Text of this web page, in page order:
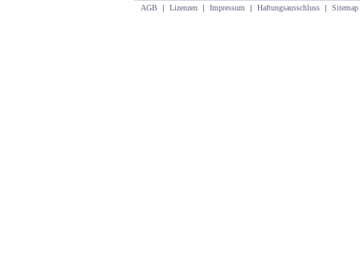
AGB | Lizenzen | Impressum | Haftungsausschluss | Sitemap